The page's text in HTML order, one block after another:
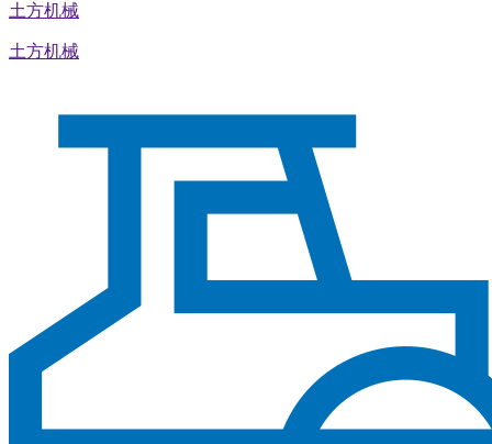
土方机械
土方机械